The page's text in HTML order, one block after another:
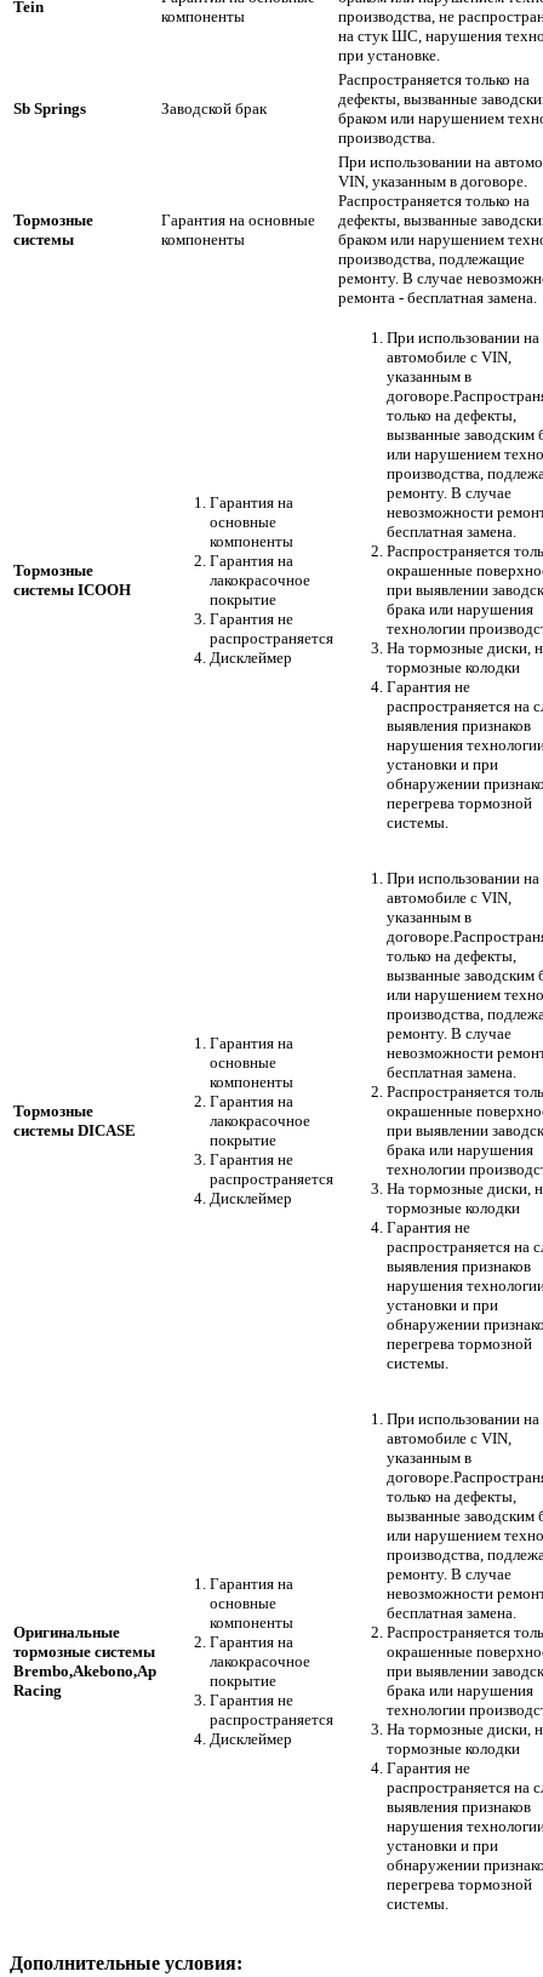
Tein
компоненты
производства, не
на стук ШС, нарушения
при установке.
Sb Springs Заводской брак
Распространяется только на
дефекты, вызванные
браком или нарушением
производства.
Тормозные
системы
Гарантия на основные
компоненты
При использовании на
VIN, указанным в договоре.
Распространяется только на
дефекты, вызванные
браком или нарушением
производства, подлежащие
ремонту. В случае
ремонта - бесплатная замена.
Тормозные
системы ICOOH
Гарантия на
основные
компоненты
Гарантия на
лакокрасочное
покрытие
Гарантия не
распространяется
Дисклеймер
При использовании на
автомобиле с VIN,
указанным в
только на дефекты,
вызванные заводским
или нарушением
производства,
ремонту. В случае
невозможности
бесплатная замена.
Распространяется
окрашенные
при выявлении
брака или нарушения
технологии
На тормозные диски,
тормозные колодки
Гарантия не
распространяется на
выявления признаков
нарушения
установки и при
обнаружении
перегрева тормозной
системы.
Тормозные
системы DICASE
Гарантия на
основные
компоненты
Гарантия на
лакокрасочное
покрытие
Гарантия не
распространяется
Дисклеймер
При использовании на
автомобиле с VIN,
указанным в
только на дефекты,
вызванные заводским
или нарушением
производства,
ремонту. В случае
невозможности
бесплатная замена.
Распространяется
окрашенные
при выявлении
брака или нарушения
технологии
На тормозные диски,
тормозные колодки
Гарантия не
распространяется на
выявления признаков
нарушения
установки и при
обнаружении
перегрева тормозной
системы.
Оригинальные
тормозные системы
Brembo,Akebono,Ap
Racing
Гарантия на
основные
компоненты
Гарантия на
лакокрасочное
покрытие
Гарантия не
распространяется
Дисклеймер
При использовании на
автомобиле с VIN,
указанным в
только на дефекты,
вызванные заводским
или нарушением
производства,
ремонту. В случае
невозможности
бесплатная замена.
Распространяется
окрашенные
при выявлении
брака или нарушения
технологии
На тормозные диски,
тормозные колодки
Гарантия не
распространяется на
выявления признаков
нарушения
установки и при
обнаружении
перегрева тормозной
системы.
Дополнительные условия: